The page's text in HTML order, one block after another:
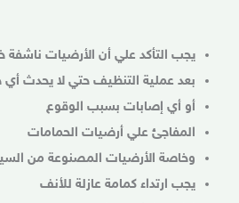
يجب التأكد علي أن الأرضيات ناشفة
بعد عملية التنظيف حتي لا يحدث أي
أو أي إصابات بسبب الوقوع
المفاجئ علي أرضيات الحمامات
وخاصة الأرضيات المصنوعة من
يجب ارتداء كمامة عازلة للأنف